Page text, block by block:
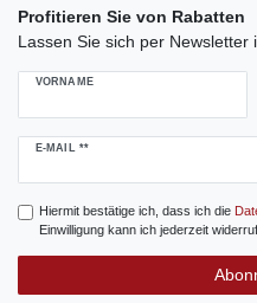
Profitieren Sie von Rabatten
Lassen Sie sich per Newsletter
VORNAME
E-MAIL **
Newsletter
Hiermit bestätige ich, dass ich die
Einwilligung kann ich jederzeit